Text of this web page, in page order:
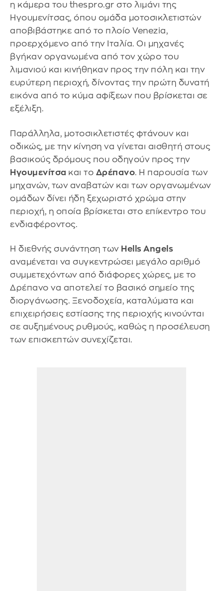
η κάμερα του thespro.gr στο λιμάνι της
Ηγουμενίτσας, όπου ομάδα μοτοσικλετιστών
αποβιβάστηκε από το πλοίο Venezia,
προερχόμενο από την Ιταλία. Οι μηχανές
βγήκαν οργανωμένα από τον χώρο του
λιμανιού και κινήθηκαν προς την πόλη και την
ευρύτερη περιοχή, δίνοντας την πρώτη δυνατή
εικόνα από το κύμα αφίξεων που βρίσκεται σε
εξέλιξη.
Παράλληλα, μοτοσικλετιστές φτάνουν και
οδικώς, με την κίνηση να γίνεται αισθητή στους
βασικούς δρόμους που οδηγούν προς την
Ηγουμενίτσα και το Δρέπανο. Η παρουσία των
μηχανών, των αναβατών και των οργανωμένων
ομάδων δίνει ήδη ξεχωριστό χρώμα στην
περιοχή, η οποία βρίσκεται στο επίκεντρο του
ενδιαφέροντος.
Η διεθνής συνάντηση των Hells Angels
αναμένεται να συγκεντρώσει μεγάλο αριθμό
συμμετεχόντων από διάφορες χώρες, με το
Δρέπανο να αποτελεί το βασικό σημείο της
διοργάνωσης. Ξενοδοχεία, καταλύματα και
επιχειρήσεις εστίασης της περιοχής κινούνται
σε αυξημένους ρυθμούς, καθώς η προσέλευση
των επισκεπτών συνεχίζεται.